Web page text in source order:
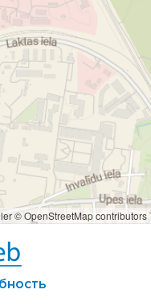
квадроциклов
Автомобильные шины
диски
кондиционеров
магазин шин
© OpenStreetMap contributors